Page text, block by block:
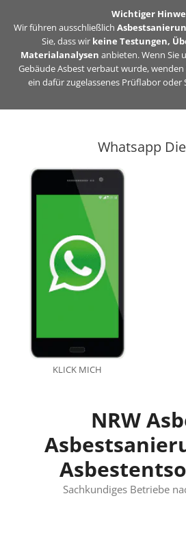
Inhalt
springen
Wichtiger
Wir führen ausschließlich
Sie, dass wir keine Testungen,
Materialanalysen anbieten. Wenn Sie
Gebäude Asbest verbaut wurde,
ein dafür zugelassenes Prüflabor
Whatsapp
KLICK MICH
NRW
Sachkundiges Betriebe